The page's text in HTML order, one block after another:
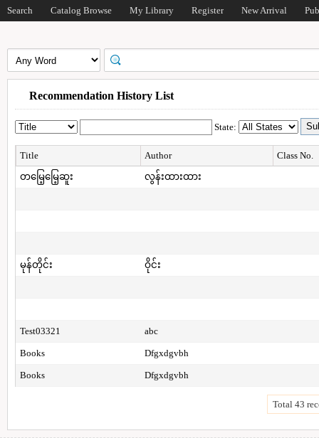
Search Catalog Browse My Library Register New Arrival
Recommendation History List
State:
Title Author
Class No.
တမြေ့မြေ့ဆူး
လွန်းထားထား
မုန်တိုင်း ဝိုင်း
Test03321 abc
Books Dfgxdgvbh
Books Dfgxdgvbh
Total 43